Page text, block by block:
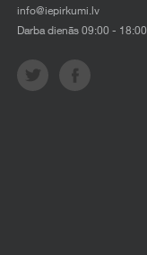
info@iepirkumi.lv
Darba dienās 09:00 - 18:00